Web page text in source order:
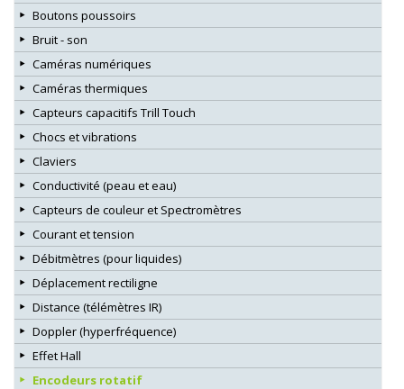
Boutons poussoirs
Bruit - son
Caméras numériques
Caméras thermiques
Capteurs capacitifs Trill Touch
Chocs et vibrations
Claviers
Conductivité (peau et eau)
Capteurs de couleur et Spectromètres
Courant et tension
Débitmètres (pour liquides)
Déplacement rectiligne
Distance (télémètres IR)
Doppler (hyperfréquence)
Effet Hall
Encodeurs rotatif